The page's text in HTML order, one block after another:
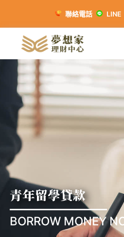
聯絡電話 LINE
青年留學貸款
BORROW MONEY